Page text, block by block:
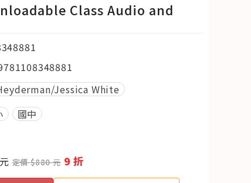
Class Audio and
Jessica White
國中
元定價 $880 元 9 折